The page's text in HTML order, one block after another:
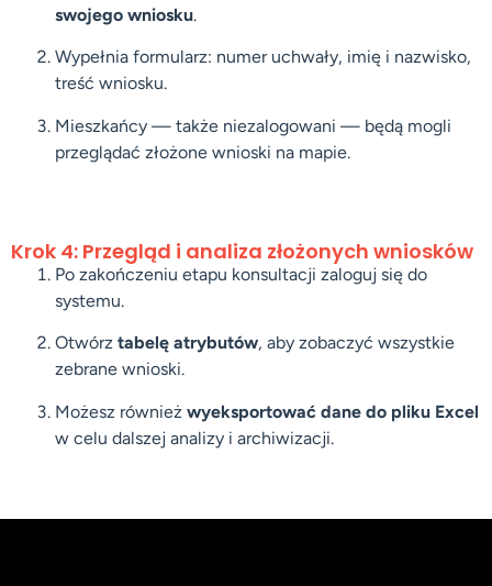
swojego wniosku.
Wypełnia formularz: numer uchwały, imię i nazwisko,
treść wniosku.
Mieszkańcy — także niezalogowani — będą mogli
przeglądać złożone wnioski na mapie.
Krok 4: Przegląd i analiza złożonych wniosków
Po zakończeniu etapu konsultacji zaloguj się do
systemu.
Otwórz tabelę atrybutów, aby zobaczyć wszystkie
zebrane wnioski.
Możesz również wyeksportować dane do pliku Excel
w celu dalszej analizy i archiwizacji.